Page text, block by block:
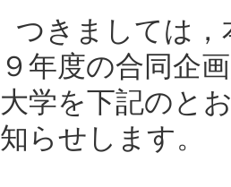
つきましては，
９年度の合同企
大学を下記のと
知らせします。